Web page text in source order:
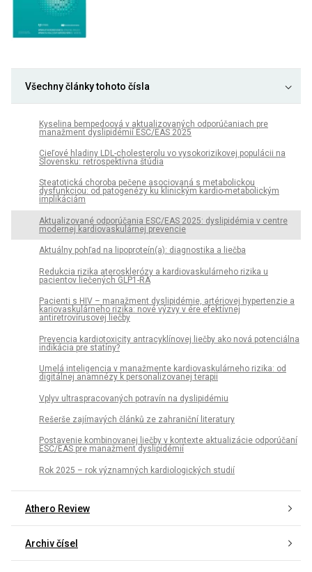
Všechny články tohoto čísla
Kyselina bempedoová v aktualizovaných odporúčaniach pre
manažment dyslipidémií ESC/EAS 2025
Cieľové hladiny LDL-cholesterolu vo vysokorizikovej populácii na
Slovensku: retrospektívna štúdia
Steatotická choroba pečene asociovaná s metabolickou
dysfunkciou: od patogenézy ku klinickým kardio-metabolickým
implikáciám
Aktualizované odporúčania ESC/EAS 2025: dyslipidémia v centre
modernej kardiovaskulárnej prevencie
Aktuálny pohľad na lipoproteín(a): diagnostika a liečba
Redukcia rizika aterosklerózy a kardiovaskulárneho rizika u
pacientov liečených GLP1-RA
Pacienti s HIV – manažment dyslipidémie, artériovej hypertenzie a
kariovaskulárneho rizika: nové výzvy v ére efektívnej
antiretrovírusovej liečby
Prevencia kardiotoxicity antracyklínovej liečby ako nová potenciálna
indikácia pre statíny?
Umelá inteligencia v manažmente kardiovaskulárneho rizika: od
digitálnej anamnézy k personalizovanej terapii
Vplyv ultraspracovaných potravín na dyslipidémiu
Rešerše zajímavých článků ze zahraniční literatury
Postavenie kombinovanej liečby v kontexte aktualizácie odporúčaní
ESC/EAS pre manažment dyslipidémií
Rok 2025 – rok významných kardiologických studií
Athero Review
Archiv čísel